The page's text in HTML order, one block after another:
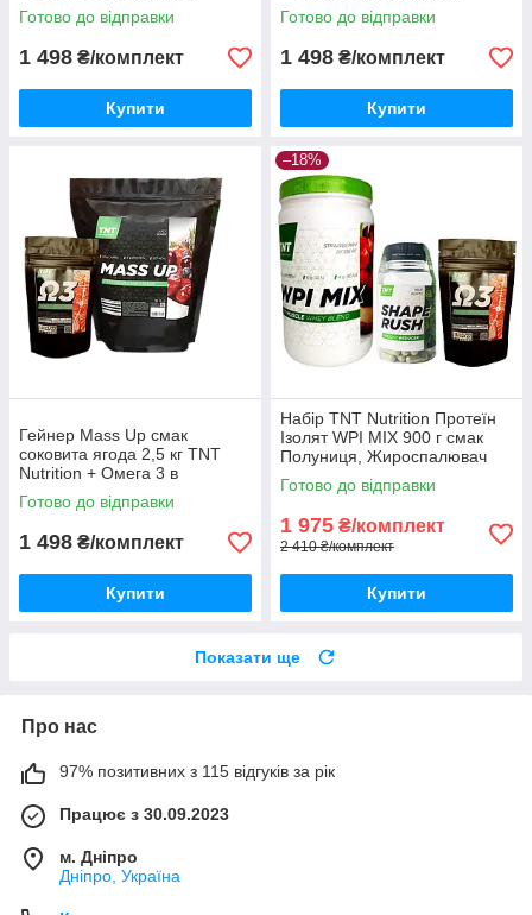
Готово до відправки
1 498 ₴/комплект
Купити
Готово до відправки
1 498 ₴/комплект
Купити
Гейнер Mass Up смак
соковита ягода 2,5 кг TNT
Nutrition + Омега 3 в
подарунок
Готово до відправки
1 498 ₴/комплект
Купити
–18%
Набір TNT Nutrition Протеїн
Ізолят WPI MIX 900 г смак
Полуниця, Жироспалювач
Shape Rush, Риб'ячий Жир
Omega-3Корисний
протеїновий
Готово до відправки
1 975 ₴/комплект
2 410 ₴/комплект
Купити
Показати ще
Про нас
97% позитивних з 115 відгуків за рік
Працює з 30.09.2023
м. Дніпро
Дніпро, Україна